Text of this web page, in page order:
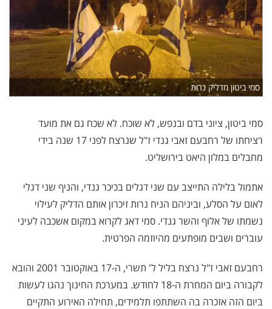
סמי ביטון מדליק נרות
סמי ביטון, ציוני בדם ובנפש, לא שוכח. לא שכח גם את מועד
רציחתו של רחבעם זאבי גנדי ז"ל שנרצח לפני 17 שנה בידי
מחבלים במלון היאט בירושליט.
אתמול בלילה התייצב עם שני דגלים בכיכר גנדי, והניף שני דגלי
לאום על הסלע, וביניהם הניח נרות זיכרון אותם הדליק לעילוי
נשמתו של אלוף והשר גנדי. סמי דאג לקרוא במקום אשכבה לעיני
עוברים ושבים מופתעים מהיוזמה הפרטית.
רחבעם זאבי ז"ל נרצח בליל ל' תשרי, ה-17 באוקטובר 2001 והובא
לקבורה ביום המחרת ה-18 לחודש. במערכת החינוך נהגו לעשות
ביום הזה אזכרה בה השתתפו תלמידים, תחילה האירוע התקיים